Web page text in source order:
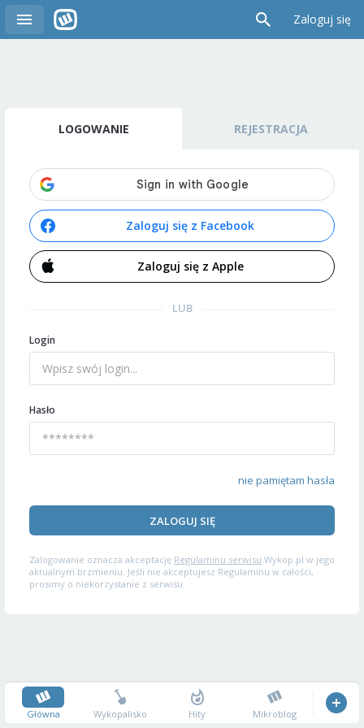
Zaloguj się
LOGOWANIE REJESTRACJA
Zaloguj się z Facebook
Zaloguj się z Apple
LUB
Login
Hasło
nie pamiętam hasła
ZALOGUJ SIĘ
Zalogowanie oznacza akceptację Regulaminu serwisu Wykop.pl w jego
aktualnym brzmieniu. Jeśli nie akceptujesz Regulaminu w całości,
prosimy o niekorzystanie z serwisu.
Główna Wykopalisko Hity Mikroblog